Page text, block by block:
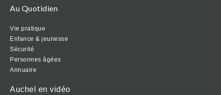
Au Quotidien
Vie pratique
Enfance & jeunesse
Sécurité
Personnes âgées
Annuaire
Auchel en vidéo